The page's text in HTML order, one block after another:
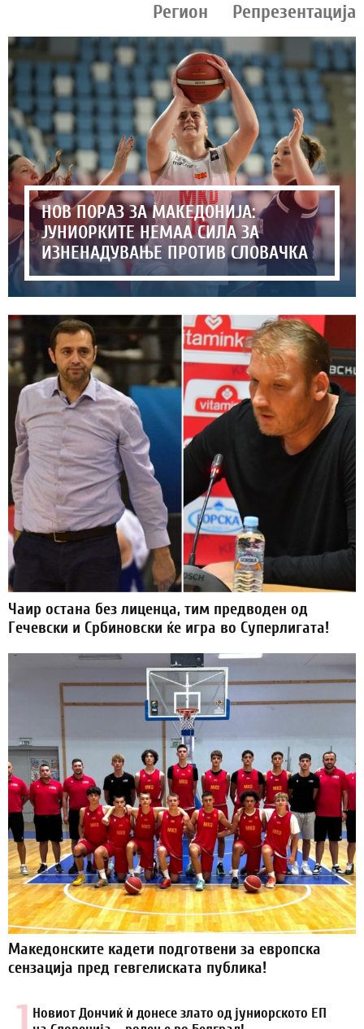
Регион
Репрезентација
НОВ ПОРАЗ ЗА МАКЕДОНИЈА:
ЈУНИОРКИТЕ НЕМАА СИЛА ЗА
ИЗНЕНАДУВАЊЕ ПРОТИВ СЛОВАЧКА
Чаир остана без лиценца, тим предводен од
Гечевски и Србиновски ќе игра во Суперлигата!
Македонските кадети подготвени за европска
сензација пред гевгелиската публика!
Новиот Дончиќ ѝ донесе злато од јуниорското ЕП